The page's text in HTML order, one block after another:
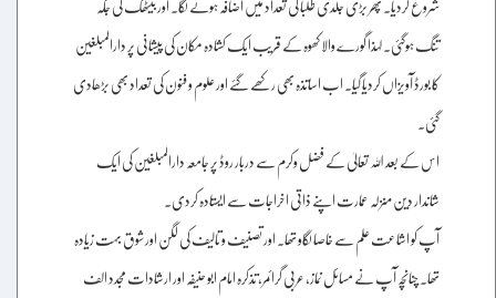
شروع کردیا۔ پھر بڑی جلدی طلبا کی تعداد میں اضافہ ہونے لگا۔ اور بیٹھک کی جگہ
تنگ ہوگئی۔ لہذا گورے والا کھوہ کے قریب ایک کشادہ مکان کی پیشانی پر دارالمبلغین
کا بورڈ آویزاں کردیا گیا۔ اب اساتذہ بھی رکھے گئے اور علوم و فنون کی تعداد بھی بڑھادی
گئی۔
اس کے بعد اللہ تعالیٰ کے فضل وکرم سے دربار روڈ پر جامعہ دارالمبلغین کی ایک
شاندار دین منزلہ عمارت اپنے ذاتی اخراجات سے ایستادہ کردی۔
آپ کو اشاعت علم سے خاصا لگاو تھا۔ اور تصنیف و تالیف کی لگن اور شوق بہت زیادہ
تھا۔ چنانچہ آپ نے مسائل نماز، عربی گرائمر، تذکرہ امام ابو حنیفہ اور ارشادات مجدد الف